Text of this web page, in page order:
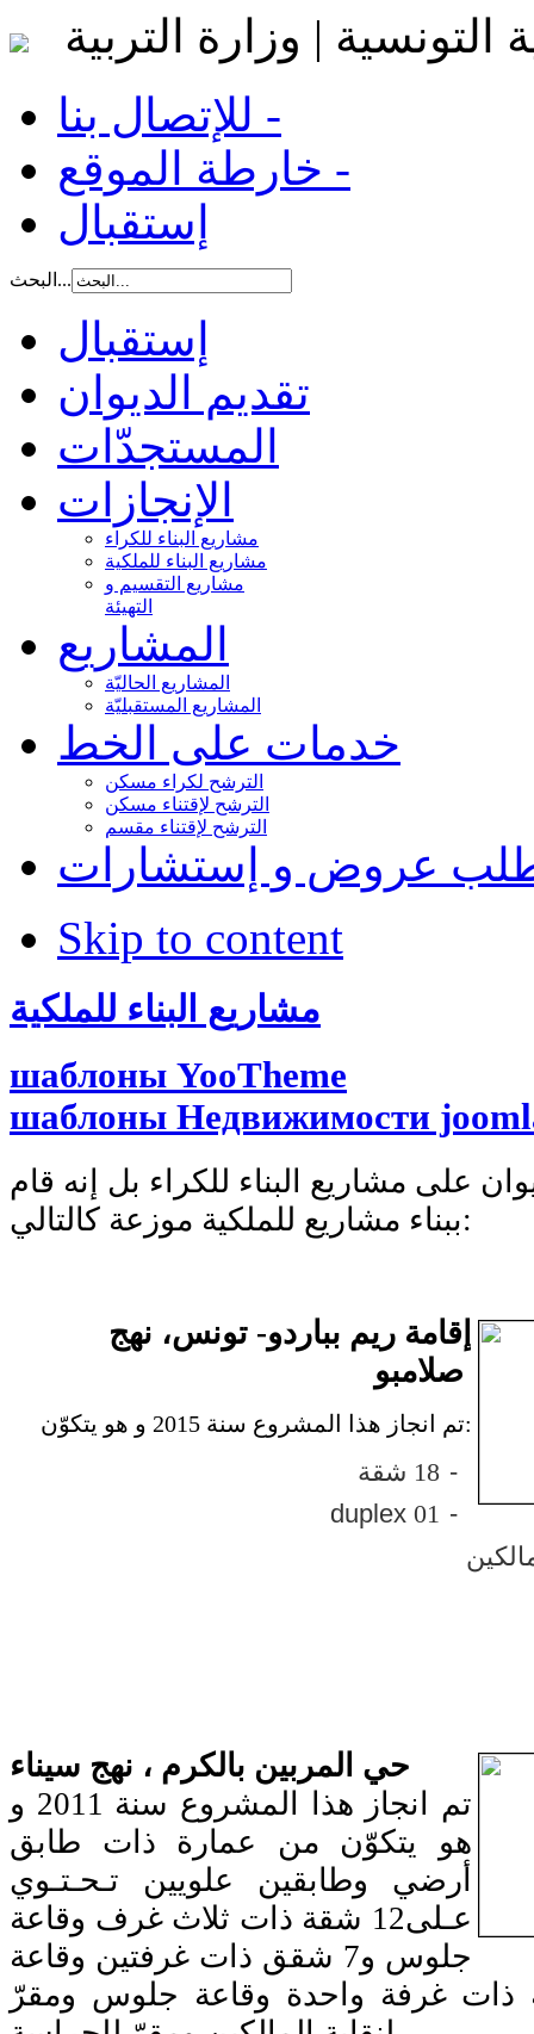
التونسية | وزارة التربية
للإتصال بنا -
خارطة الموقع -
إستقبال
البحث...
إستقبال
تقديم الديوان
المستجدّات
الإنجازات
مشاريع البناء للكراء
مشاريع البناء للملكية
مشاريع التقسيم و
التهيئة
المشاريع
المشاريع الحاليّة
المشاريع المستقبليّة
خدمات على الخط
الترشح لكراء مسكن
الترشح لإقتناء مسكن
الترشح لإقتناء مقسم
عروض و إستشارات
Skip to content
مشاريع البناء للملكية
шаблоны YooTheme
шаблоны Недвижимости
على مشاريع البناء للكراء بل إنه قام
ببناء مشاريع للملكية موزعة كالتالي:
إقامة ريم بباردو- تونس، نهج
تم انجاز هذا المشروع سنة 2015 و هو يتكوّن:
- 18 شقة
-
01
duplex
تم انجاز هذا المشروع سنة 2011 و
هو يتكوّن من عمارة ذات طابق
أرضي وطابقين علويين تـحـتـوي
عـلى12 شقة ذات ثلاث غرف وقاعة
جلوس و7 شقق ذات غرفتين وقاعة
غرفة واحدة وقاعة جلوس ومقرّ